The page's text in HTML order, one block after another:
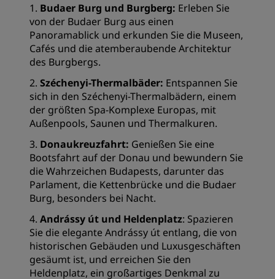
1. Budaer Burg und Burgberg: Erleben Sie
von der Budaer Burg aus einen
Panoramablick und erkunden Sie die Museen,
Cafés und die atemberaubende Architektur
des Burgbergs.
2. Széchenyi-Thermalbäder: Entspannen Sie
sich in den Széchenyi-Thermalbädern, einem
der größten Spa-Komplexe Europas, mit
Außenpools, Saunen und Thermalkuren.
3. Donaukreuzfahrt: Genießen Sie eine
Bootsfahrt auf der Donau und bewundern Sie
die Wahrzeichen Budapests, darunter das
Parlament, die Kettenbrücke und die Budaer
Burg, besonders bei Nacht.
4. Andrássy út und Heldenplatz: Spazieren
Sie die elegante Andrássy út entlang, die von
historischen Gebäuden und Luxusgeschäften
gesäumt ist, und erreichen Sie den
Heldenplatz, ein großartiges Denkmal zu